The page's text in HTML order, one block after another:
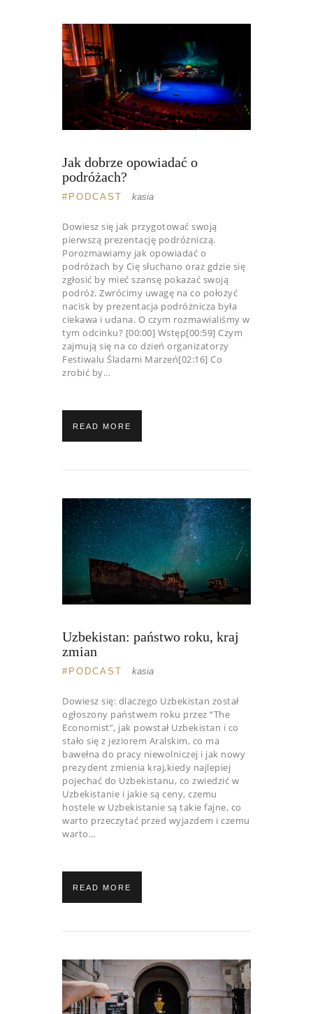
Jak dobrze opowiadać o
podróżach?
PODCAST kasia
Dowiesz się jak przygotować swoją
pierwszą prezentację podróżniczą.
Porozmawiamy jak opowiadać o
podróżach by Cię słuchano oraz gdzie się
zgłosić by mieć szansę pokazać swoją
podróż. Zwrócimy uwagę na co położyć
nacisk by prezentacja podróżnicza była
ciekawa i udana. O czym rozmawialiśmy w
tym odcinku? [00:00] Wstęp[00:59] Czym
zajmują się na co dzień organizatorzy
Festiwalu Śladami Marzeń[02:16] Co
zrobić by…
READ MORE
Uzbekistan: państwo roku, kraj
zmian
PODCAST kasia
Dowiesz się: dlaczego Uzbekistan został
ogłoszony państwem roku przez “The
Economist”, jak powstał Uzbekistan i co
stało się z jeziorem Aralskim, co ma
bawełna do pracy niewolniczej i jak nowy
prezydent zmienia kraj,kiedy najlepiej
pojechać do Uzbekistanu, co zwiedzić w
Uzbekistanie i jakie są ceny, czemu
hostele w Uzbekistanie są takie fajne, co
warto przeczytać przed wyjazdem i czemu
warto…
READ MORE